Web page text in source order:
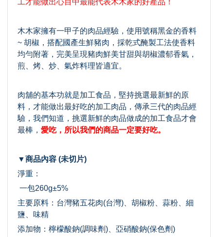
工才能做出心目中最能代表木木家的好產品！
木木家擁有一甲子的肉品經驗，使用號稱黑金的香料
~ 胡椒，搭配國產生鮮豬肉，採乾式醃製工法使香料
均勻附著，完美呈現豬肉鮮美甘甜與胡椒濃郁香氣，
煎、烤、炒、氣炸料理皆適宜。
肉舖的基本功就是加工食品，堅持挑選最新鮮的原
料，才能做出最好吃的加工肉品，傳承三代的肉品經
驗，我們知道，挑選新鮮的肉品做成的加工食品才會
最棒， 愛吃，所以我們的商品一定要好吃。
▼商品內容 (未切片)
淨重：
一包260g±5%
主要原料：台灣豬五花肉(台灣)、胡椒粉、蒜粉、細
鹽、味精
添加物：檸檬酸鈉(調味劑)、亞硝酸鈉(保色劑)